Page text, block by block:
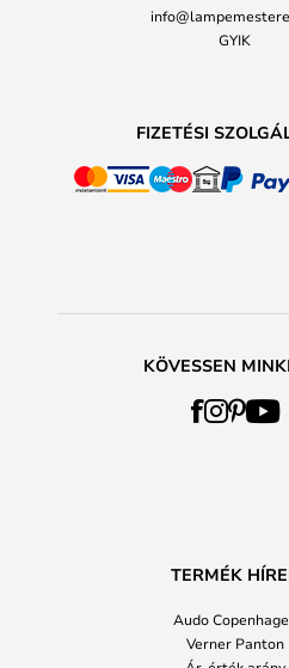
GYIK
FIZETÉSI
KÖVESSEN
TERMÉK
Audo
Verner Panton